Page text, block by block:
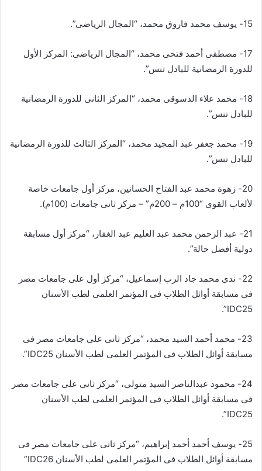
15- يوسف محمد فاروق محمد، “المجال الرياضى”.
17- مصطفى أحمد فتحى محمد، “المجال الرياضى: المركز الأول
للدورة الرمضانية للبادل تنس”.
18- محمد علاء الدسوقى محمد، “المركز الثانى للدورة الرمضانية
للبادل تنس”.
19- محمد جعفر عبد المجيد محمد، “المركز الثالث للدورة الرمضانية
للبادل تنس”.
20- زهوة محمد عبد الفتاح الحسانين، مركز أول جامعات خاصة
لألعاب القوى “100م – 200م” – مركز ثانى جامعات (100م).
21- عبد الرحمن محمد عبد العليم عبد الغفار، “مركز أول مسابقة
دولية أفضل حالة”.
22- ندی محمد جاد الرب إسماعيل، “مركز أول على جامعات مصر
فى مسابقة أوائل الطلاب فى المؤتمر العلمى لطب الأسنان
IDC25”.
23- محمد أحمد السيد محمد، “مركز ثانى على جامعات مصر فى
مسابقة أوائل الطلاب فى المؤتمر العلمى لطب الأسنان IDC25”.
24- محمود عبدالناصر السيد متولى، “مركز ثانى على جامعات مصر
فى مسابقة أوائل الطلاب فى المؤتمر العلمى لطب الأسنان
IDC25”.
25- يوسف أحمد أحمد إبراهيم، “مركز ثانى على جامعات مصر فى
مسابقة أوائل الطلاب فى المؤتمر العلمى لطب الأسنان IDC26”